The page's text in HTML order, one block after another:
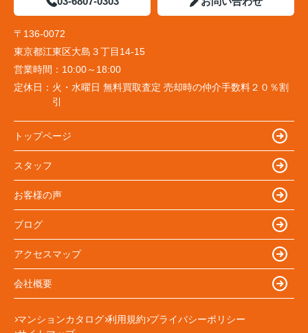
〒136-0072
東京都江東区大島３丁目14-15
営業時間： 10:00～18:00
定休日： 火・水曜日 無料買取査定 売却時の仲介手数料２０％割
引
トップページ
スタッフ
お客様の声
ブログ
アクセスマップ
会社概要
マンションカタログ 利用規約 プライバシーポリシー